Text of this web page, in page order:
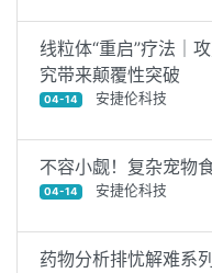
线粒体“重启”疗法｜
究带来颠覆性突破
04-14 安捷伦科技
不容小觑！复杂宠物
04-14 安捷伦科技
药物分析排忧解难系